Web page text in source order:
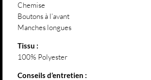
Chemise
Boutons à l’avant
Manches longues
Tissu :
100% Polyester
Conseils d’entretien :